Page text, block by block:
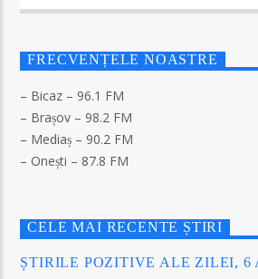
FRECVENȚELE NOASTRE
– Bicaz – 96.1 FM
– Brașov – 98.2 FM
– Mediaș – 90.2 FM
– Onești – 87.8 FM
CELE MAI RECENTE ȘTIRI
ȘTIRILE POZITIVE ALE ZILEI, 6